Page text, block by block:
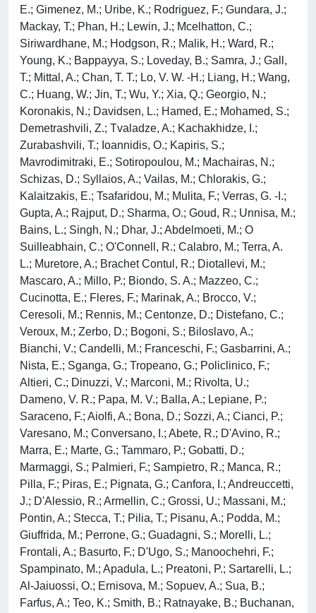
E.; Gimenez, M.; Uribe, K.; Rodriguez, F.; Gundara, J.;
Mackay, T.; Phan, H.; Lewin, J.; Mcelhatton, C.;
Siriwardhane, M.; Hodgson, R.; Malik, H.; Ward, R.;
Young, K.; Bappayya, S.; Loveday, B.; Samra, J.; Gall,
T.; Mittal, A.; Chan, T. T.; Lo, V. W. -H.; Liang, H.; Wang,
C.; Huang, W.; Jin, T.; Wu, Y.; Xia, Q.; Georgio, N.;
Koronakis, N.; Davidsen, L.; Hamed, E.; Mohamed, S.;
Demetrashvili, Z.; Tvaladze, A.; Kachakhidze, I.;
Zurabashvili, T.; Ioannidis, O.; Kapiris, S.;
Mavrodimitraki, E.; Sotiropoulou, M.; Machairas, N.;
Schizas, D.; Syllaios, A.; Vailas, M.; Chlorakis, G.;
Kalaitzakis, E.; Tsafaridou, M.; Mulita, F.; Verras, G. -I.;
Gupta, A.; Rajput, D.; Sharma, O.; Goud, R.; Unnisa, M.;
Bains, L.; Singh, N.; Dhar, J.; Abdelmoeti, M.; O
Suilleabhain, C.; O'Connell, R.; Calabro, M.; Terra, A.
L.; Muretore, A.; Brachet Contul, R.; Diotallevi, M.;
Mascaro, A.; Millo, P.; Biondo, S. A.; Mazzeo, C.;
Cucinotta, E.; Fleres, F.; Marinak, A.; Brocco, V.;
Ceresoli, M.; Rennis, M.; Centonze, D.; Distefano, C.;
Veroux, M.; Zerbo, D.; Bogoni, S.; Biloslavo, A.;
Bianchi, V.; Candelli, M.; Franceschi, F.; Gasbarrini, A.;
Nista, E.; Sganga, G.; Tropeano, G.; Policlinico, F.;
Altieri, C.; Dinuzzi, V.; Marconi, M.; Rivolta, U.;
Dameno, V. R.; Papa, M. V.; Balla, A.; Lepiane, P.;
Saraceno, F.; Aiolfi, A.; Bona, D.; Sozzi, A.; Cianci, P.;
Varesano, M.; Conversano, I.; Abete, R.; D'Avino, R.;
Marra, E.; Marte, G.; Tammaro, P.; Gobatti, D.;
Marmaggi, S.; Palmieri, F.; Sampietro, R.; Manca, R.;
Pilla, F.; Piras, E.; Pignata, G.; Canfora, I.; Andreuccetti,
J.; D'Alessio, R.; Armellin, C.; Grossi, U.; Massani, M.;
Pontin, A.; Stecca, T.; Pilia, T.; Pisanu, A.; Podda, M.;
Giuffrida, M.; Perrone, G.; Guadagni, S.; Morelli, L.;
Frontali, A.; Basurto, F.; D'Ugo, S.; Manoochehri, F.;
Spampinato, M.; Apadula, L.; Preatoni, P.; Sartarelli, L.;
Al-Jaiuossi, O.; Ernisova, M.; Sopuev, A.; Sua, B.;
Farfus, A.; Teo, K.; Smith, B.; Ratnayake, B.; Buchanan,